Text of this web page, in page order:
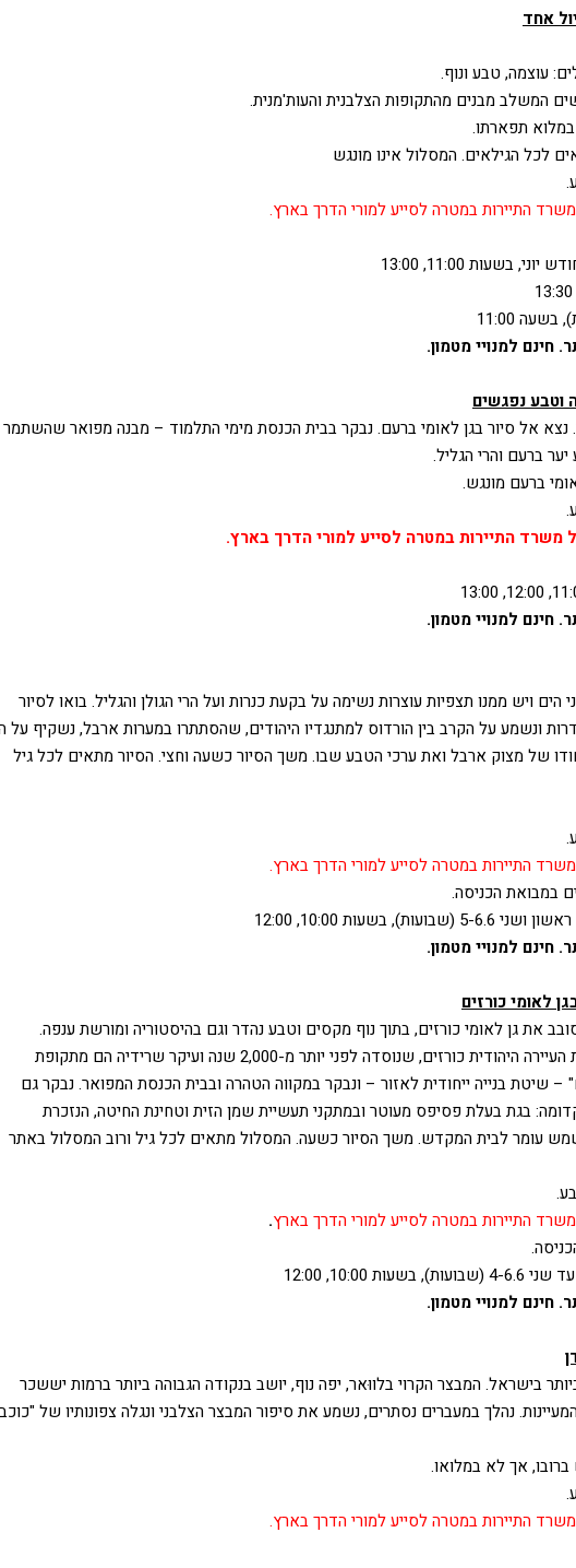
אחד
עוצמה, טבע ונוף.
המשלב מבנים מהתקופות הצלבנית והעות'מנית.
במלוא תפארתו.
לכל הגילאים. המסלול אינו מונגש
התיירות במטרה לסייע למורי הדרך בארץ.
בשעות 11:00, 13:00
למנויי מטמון.
וטבע נפגשים
נצא אל סיור בגן לאומי ברעם. נבקר בבית הכנסת מימי התלמוד – מבנה מפואר שהשתמר
ברעם והרי הגליל.
ברעם מונגש.
משרד התיירות במטרה לסייע למורי הדרך בארץ.
למנויי מטמון.
לגובה 181 מ' מעל פני הים ויש ממנו תצפיות עוצרות נשימה על בקעת כנרות ועל הרי הגולן והגליל. בואו לסיור
ונשמע על הקרב בין הורדוס למתנגדיו היהודים, שהסתתרו במערות ארבל, נשקיף על
של מצוק ארבל ואת ערכי הטבע שבו. משך הסיור כשעה וחצי. הסיור מתאים לכל גיל
התיירות במטרה לסייע למורי הדרך בארץ.
במבואת הכניסה.
בשעות 10:00, 12:00
למנויי מטמון.
לאומי כורזים
את גן לאומי כורזים, בתוך נוף מקסים וטבע נהדר וגם בהיסטוריה ומורשת ענפה.
מהשביל הנופי נמשיך את ביקורנו ברחובות העיירה היהודית כורזים, שנוסדה לפני יותר מ-2,000 שנה ועיקר שרידיה הם מתקופת
– שיטת בנייה ייחודית לאזור – ונבקר במקווה הטהרה ובבית הכנסת המפואר. נבקר גם
בגת בעלת פסיפס מעוטר ובמתקני תעשיית שמן הזית וטחינת החיטה, הנזכרת
עומר לבית המקדש. משך הסיור כשעה. המסלול מתאים לכל גיל ורוב המסלול באתר
התיירות במטרה לסייע למורי הדרך בארץ.
12:00
למנויי מטמון.
בישראל. המבצר הקרוי בלווּאר, יפה נוף, יושב בנקודה הגבוהה ביותר ברמות יששכר
נהלך במעברים נסתרים, נשמע את סיפור המבצר הצלבני ונגלה צפונותיו של "כוכב
אך לא במלואו.
התיירות במטרה לסייע למורי הדרך בארץ.